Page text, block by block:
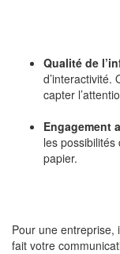
Qualité de
d’interactivité.
capter
Engagement
les possibilités
papier.
Pour une entreprise,
fait votre